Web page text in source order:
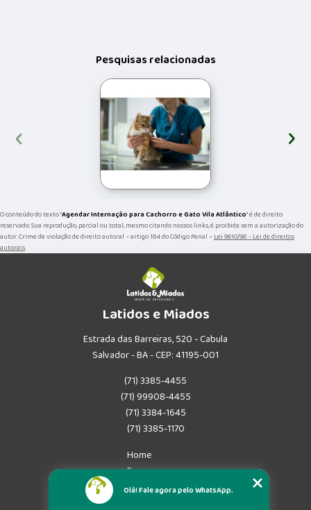
Pesquisas relacionadas
‹ ›
O conteúdo do texto "Agendar Internação para Cachorro e Gato Vila Atlântico" é de direito
reservado. Sua reprodução, parcial ou total, mesmo citando nossos links, é proibida sem a autorização do
autor. Crime de violação de direito autoral – artigo 184 do Código Penal –Lei 9610/98 - Lei de direitos
autorais.
Latidos e Miados
Estrada das Barreiras, 520 - Cabula
Salvador - BA - CEP: 41195-001
(71) 3385-4455
(71) 99908-4455
(71) 3384-1645
(71) 3385-1170
Home
Empresa
Missão
Olá! Fale agora pelo WhatsApp.